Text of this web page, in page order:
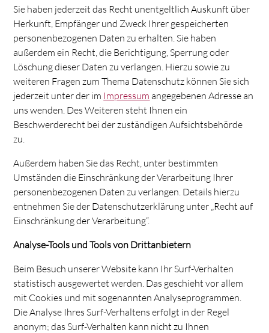
Sie haben jederzeit das Recht unentgeltlich Auskunft über
Herkunft, Empfänger und Zweck Ihrer gespeicherten
personenbezogenen Daten zu erhalten. Sie haben
außerdem ein Recht, die Berichtigung, Sperrung oder
Löschung dieser Daten zu verlangen. Hierzu sowie zu
weiteren Fragen zum Thema Datenschutz können Sie sich
jederzeit unter der im Impressum angegebenen Adresse an
uns wenden. Des Weiteren steht Ihnen ein
Beschwerderecht bei der zuständigen Aufsichtsbehörde
zu.
Außerdem haben Sie das Recht, unter bestimmten
Umständen die Einschränkung der Verarbeitung Ihrer
personenbezogenen Daten zu verlangen. Details hierzu
entnehmen Sie der Datenschutzerklärung unter „Recht auf
Einschränkung der Verarbeitung“.
Analyse-Tools und Tools von Drittanbietern
Beim Besuch unserer Website kann Ihr Surf-Verhalten
statistisch ausgewertet werden. Das geschieht vor allem
mit Cookies und mit sogenannten Analyseprogrammen.
Die Analyse Ihres Surf-Verhaltens erfolgt in der Regel
anonym; das Surf-Verhalten kann nicht zu Ihnen